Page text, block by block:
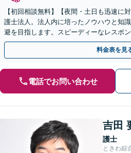
【初回相談無料】【夜間・土日も迅速に
護士法人。法人内に培ったノウハウと知
避を目指します。スピーディーなレスポ
最善の解決を目指します【電話相談可】
料金表を見
電話でお問い合わせ
吉田
護士
ときわ綜